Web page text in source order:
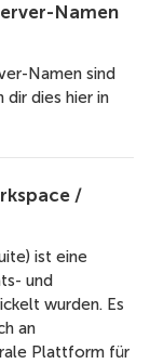
Namen
Namen sind
dir dies hier in
/
ist eine
und
wurden. Es
an
Plattform für